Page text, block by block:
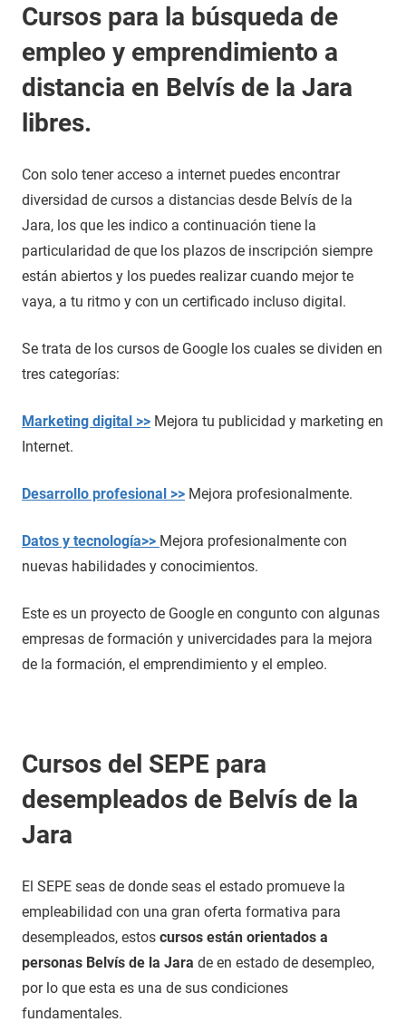
Cursos para la búsqueda de
empleo y emprendimiento a
distancia en Belvís de la Jara
libres.
Con solo tener acceso a internet puedes encontrar
diversidad de cursos a distancias desde Belvís de la
Jara, los que les indico a continuación tiene la
particularidad de que los plazos de inscripción siempre
están abiertos y los puedes realizar cuando mejor te
vaya, a tu ritmo y con un certificado incluso digital.
Se trata de los cursos de Google los cuales se dividen en
tres categorías:
Marketing digital >> Mejora tu publicidad y marketing en
Internet.
Desarrollo profesional >> Mejora profesionalmente.
Datos y tecnología>> Mejora profesionalmente con
nuevas habilidades y conocimientos.
Este es un proyecto de Google en congunto con algunas
empresas de formación y univercidades para la mejora
de la formación, el emprendimiento y el empleo.
Cursos del SEPE para
desempleados de Belvís de la
Jara
El SEPE seas de donde seas el estado promueve la
empleabilidad con una gran oferta formativa para
desempleados, estos cursos están orientados a
personas Belvís de la Jara de en estado de desempleo,
por lo que esta es una de sus condiciones
fundamentales.